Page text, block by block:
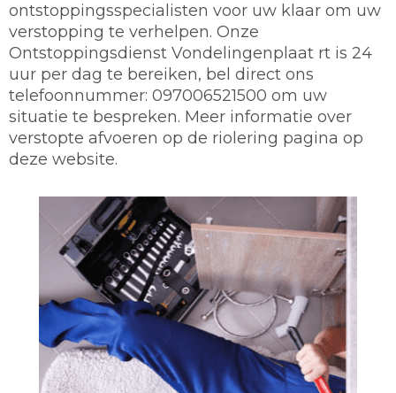
ontstoppingsspecialisten voor uw klaar om uw
verstopping te verhelpen. Onze
Ontstoppingsdienst Vondelingenplaat rt is 24
uur per dag te bereiken, bel direct ons
telefoonnummer: 097006521500 om uw
situatie te bespreken. Meer informatie over
verstopte afvoeren op de riolering pagina op
deze website.